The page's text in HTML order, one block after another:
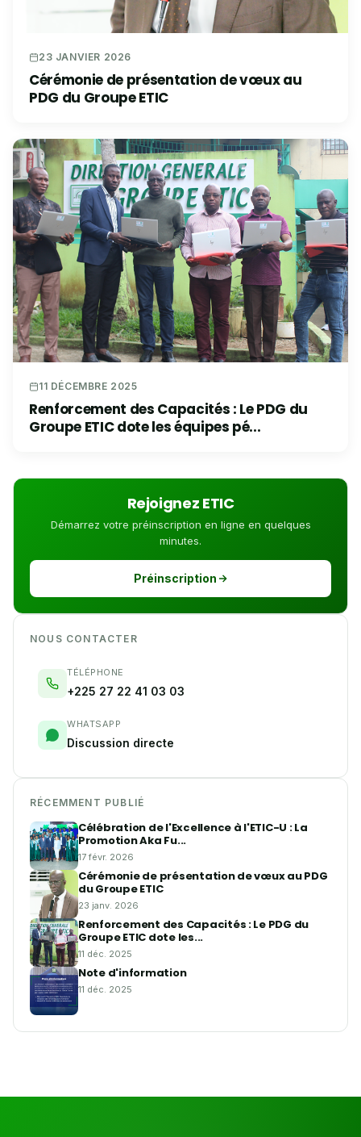
23 JANVIER 2026
Cérémonie de présentation de vœux au
PDG du Groupe ETIC
11 DÉCEMBRE 2025
Renforcement des Capacités : Le PDG du
Groupe ETIC dote les équipes pé...
Rejoignez ETIC
Démarrez votre préinscription en ligne en quelques
minutes.
Préinscription
NOUS CONTACTER
TÉLÉPHONE
+225 27 22 41 03 03
WHATSAPP
Discussion directe
RÉCEMMENT PUBLIÉ
Célébration de l'Excellence à l'ETIC-U : La
Promotion Aka Fu...
17 févr. 2026
Cérémonie de présentation de vœux au PDG
du Groupe ETIC
23 janv. 2026
Renforcement des Capacités : Le PDG du
Groupe ETIC dote les...
11 déc. 2025
Note d'information
11 déc. 2025